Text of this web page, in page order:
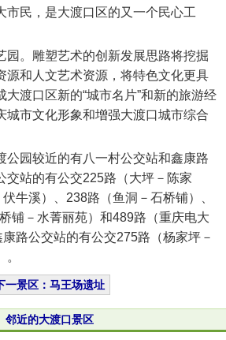
市民，是大渡口区的又一个民心工
。雕塑艺术的创新发展思路将挖掘
源和人文艺术资源，将特色文化更具
渡口区新的“城市名片”和新的旅游经
城市文化形象和增强大渡口城市综合
园较近的有八一村公交站和鑫康路
交站的有公交225路（大坪－陈家
牛溪）、238路（鱼洞－石桥铺）、
铺－水菁丽苑）和489路（重庆电大
路公交站的有公交275路（杨家坪－
一景区：马王场遗址
邻近的大渡口景区